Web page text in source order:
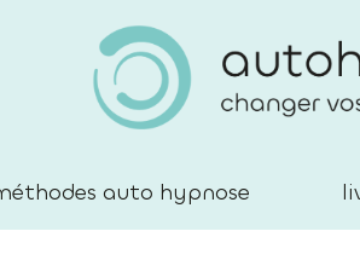
auto hypnose